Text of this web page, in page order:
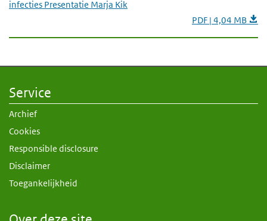
infecties Presentatie Marja Kik
PDF | 4,04 MB
Service
Archief
Cookies
Responsible disclosure
Disclaimer
Toegankelijkheid